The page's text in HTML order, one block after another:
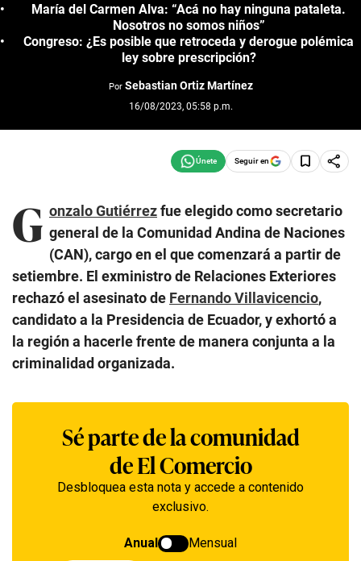
María del Carmen Alva: “Acá no hay ninguna pataleta.
Nosotros no somos niños”
Congreso: ¿Es posible que retroceda y derogue polémica
ley sobre prescripción?
Por Sebastian Ortiz Martínez
16/08/2023, 05:58 p.m.
Seguir en
G onzalo Gutiérrezfue elegido como secretario
general de la Comunidad Andina de Naciones
(CAN), cargo en el que comenzará a partir de
setiembre. El exministro de Relaciones Exteriores
rechazó el asesinato de Fernando Villavicencio,
candidato a la Presidencia de Ecuador, y exhortó a
la región a hacerle frente de manera conjunta a la
criminalidad organizada.